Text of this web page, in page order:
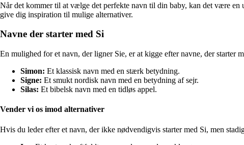
Når det kommer til at vælge det perfekte navn til din baby, kan det være
give dig inspiration til mulige alternativer.
Navne der starter med Si
En mulighed for et navn, der ligner Sie, er at kigge efter navne, der starter
Simon: Et klassisk navn med en stærk betydning.
Signe: Et smukt nordisk navn med en betydning af sejr.
Silas: Et bibelsk navn med en tidløs appel.
Vender vi os imod alternativer
Hvis du leder efter et navn, der ikke nødvendigvis starter med Si, men